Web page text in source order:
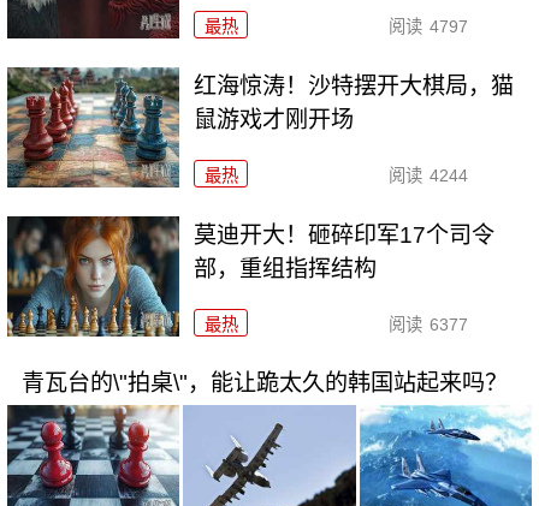
最热 阅读 4797
红海惊涛！沙特摆开大棋局，猫
鼠游戏才刚开场
最热 阅读 4244
莫迪开大！砸碎印军17个司令
部，重组指挥结构
最热 阅读 6377
青瓦台的\"拍桌\"，能让跪太久的韩国站起来吗？